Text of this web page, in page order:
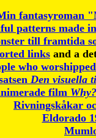
fantasyroman
patterns made
till framtida
links and a
who
Den visuella
film Why?
Rivningskåkar
Eldorado